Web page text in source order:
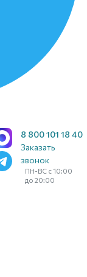
8 800 101 18 40
Заказать
звонок
ПН-ВС с 10:00
до 20:00